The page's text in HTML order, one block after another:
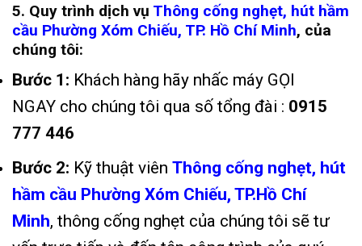
5. Quy trình dịch vụ Thông cống nghẹt, hút hầm
cầu Phường Xóm Chiếu, TP. Hồ Chí Minh, của
chúng tôi:
Bước 1: Khách hàng hãy nhấc máy GỌI
NGAY cho chúng tôi qua số tổng đài : 0915
777 446
Bước 2: Kỹ thuật viên Thông cống nghẹt, hút
hầm cầu Phường Xóm Chiếu, TP.Hồ Chí
Minh, thông cống nghẹt của chúng tôi sẽ tư